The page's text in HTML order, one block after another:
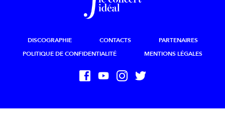
DISCOGRAPHIE CONTACTS
PARTENAIRES
POLITIQUE DE CONFIDENTIALITÉ
MENTIONS LÉGALES